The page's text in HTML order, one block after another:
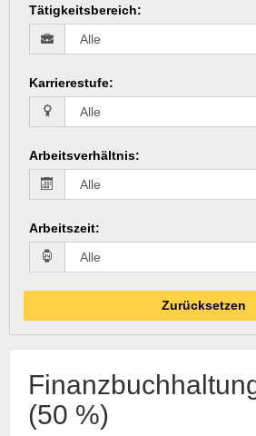
Tätigkeitsbereich:
Karrierestufe:
Arbeitsverhältnis:
Arbeitszeit:
Zurücksetzen
(50 %)